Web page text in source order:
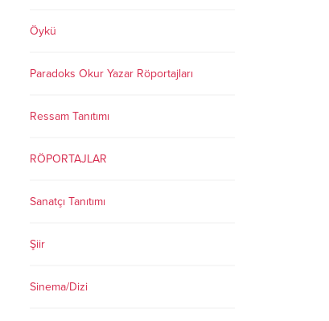
Öykü
Paradoks Okur Yazar Röportajları
Ressam Tanıtımı
RÖPORTAJLAR
Sanatçı Tanıtımı
Şiir
Sinema/Dizi